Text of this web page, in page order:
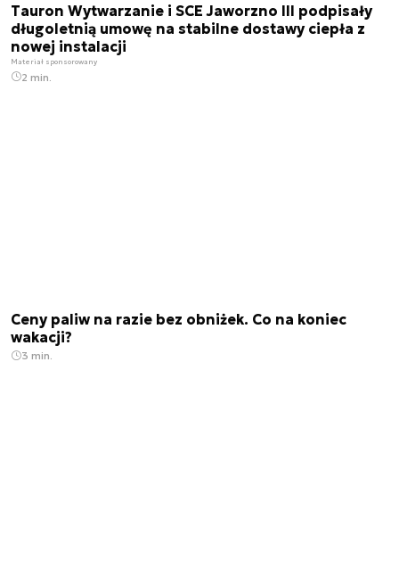
Tauron Wytwarzanie i SCE Jaworzno III podpisały
długoletnią umowę na stabilne dostawy ciepła z
nowej instalacji
Materiał sponsorowany
2 min.
Ceny paliw na razie bez obniżek. Co na koniec
wakacji?
3 min.